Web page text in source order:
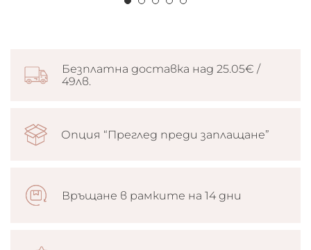
Безплатна доставка над 25.05€ /
49лв.
Опция “Преглед преди заплащане”
Връщане в рамките на 14 дни